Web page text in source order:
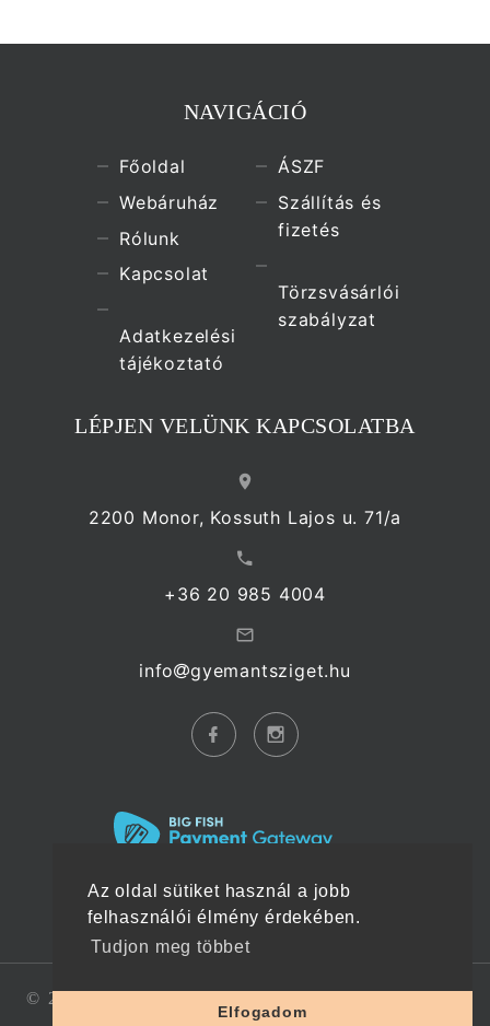
Az oldal sütiket használ a jobb
felhasználói élmény érdekében.
Tudjon meg többet
Elfogadom
NAVIGÁCIÓ
Főoldal
Webáruház
Rólunk
Kapcsolat
Adatkezelési
tájékoztató
ÁSZF
Szállítás és
fizetés
Törzsvásárlói
szabályzat
LÉPJEN VELÜNK KAPCSOLATBA
2200 Monor, Kossuth Lajos u. 71/a
+36 20 985 4004
info gyemantsziget.hu
© 2026